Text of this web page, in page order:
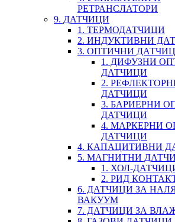
РЕТРАНСЛАТОРИ
9. ДАТЧИЦИ
1. ТЕРМОДАТЧИЦИ
2. ИНДУКТИВНИ
3. ОПТИЧНИ
1. ДИФУЗНИ
ДАТЧИЦИ
2.
ДАТЧИЦИ
3. БАРИЕРНИ
ДАТЧИЦИ
4. МАРКЕРНИ
ДАТЧИЦИ
4. КАПАЦИТИВНИ
5. МАГНИТНИ
1. ХОЛ-
2. РИД
6. ДАТЧИЦИ ЗА
ВАКУУМ
7. ДАТЧИЦИ ЗА